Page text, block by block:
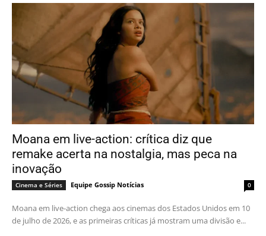
Moana em live-action: crítica diz que
remake acerta na nostalgia, mas peca na
inovação
Cinema e Séries Equipe Gossip Notícias 0
Moana em live-action chega aos cinemas dos Estados Unidos em 10
de julho de 2026, e as primeiras críticas já mostram uma divisão e...